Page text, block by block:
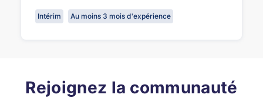
Intérim Au moins 3 mois d'expérience
Rejoignez la communauté